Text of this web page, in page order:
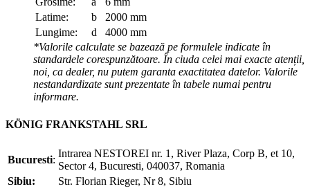
Latime:
b
2000 mm
Lungime:
d
4000 mm
*Valorile calculate se bazează pe formulele indicate în
standardele corespunzătoare. În ciuda celei mai exacte atenții,
noi, ca dealer, nu putem garanta exactitatea datelor. Valorile
nestandardizate sunt prezentate în tabele numai pentru
informare.
KÖNIG FRANKSTAHL SRL
Bucuresti:
Intrarea NESTOREI nr. 1, River Plaza, Corp B, et 10,
Sector 4, Bucuresti, 040037, Romania
Sibiu:
Str. Florian Rieger, Nr 8, Sibiu